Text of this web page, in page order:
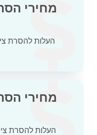
מחירי
העלות להסרת
מחירי
העלות להסרת